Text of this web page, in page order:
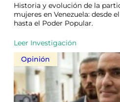
Historia y evolución de la
mujeres en Venezuela: desde
hasta el Poder Popular.
Leer Investigación
Opinión